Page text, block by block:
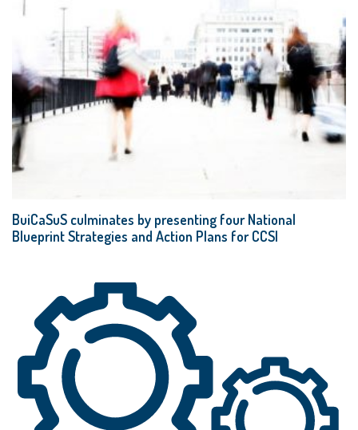
BuiCaSuS culminates by presenting four National
Blueprint Strategies and Action Plans for CCSI